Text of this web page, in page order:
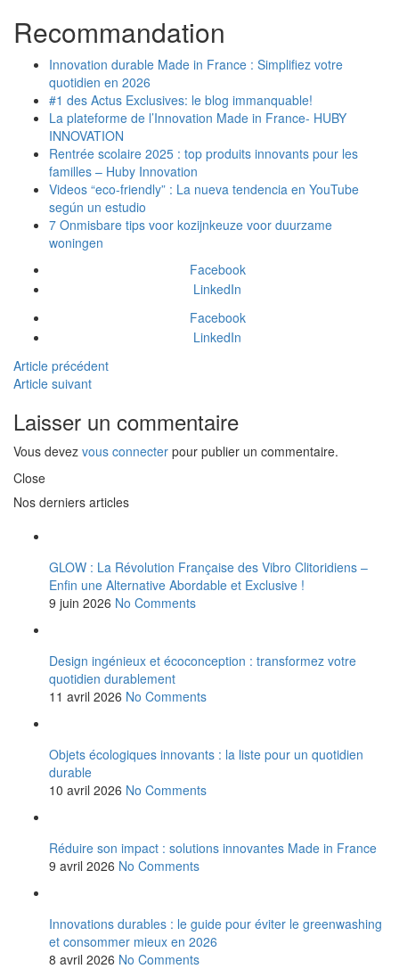
Recommandation
Innovation durable Made in France : Simplifiez votre
quotidien en 2026
#1 des Actus Exclusives: le blog immanquable!
La plateforme de l’Innovation Made in France- HUBY
INNOVATION
Rentrée scolaire 2025 : top produits innovants pour les
familles – Huby Innovation
Videos “eco-friendly” : La nueva tendencia en YouTube
según un estudio
7 Onmisbare tips voor kozijnkeuze voor duurzame
woningen
Facebook
LinkedIn
Facebook
LinkedIn
Article précédent
Article suivant
Laisser un commentaire
Vous devez vous connecter pour publier un commentaire.
Close
Nos derniers articles
GLOW : La Révolution Française des Vibro Clitoridiens –
Enfin une Alternative Abordable et Exclusive !
9 juin 2026 No Comments
Design ingénieux et écoconception : transformez votre
quotidien durablement
11 avril 2026 No Comments
Objets écologiques innovants : la liste pour un quotidien
durable
10 avril 2026 No Comments
Réduire son impact : solutions innovantes Made in France
9 avril 2026 No Comments
Innovations durables : le guide pour éviter le greenwashing
et consommer mieux en 2026
8 avril 2026 No Comments